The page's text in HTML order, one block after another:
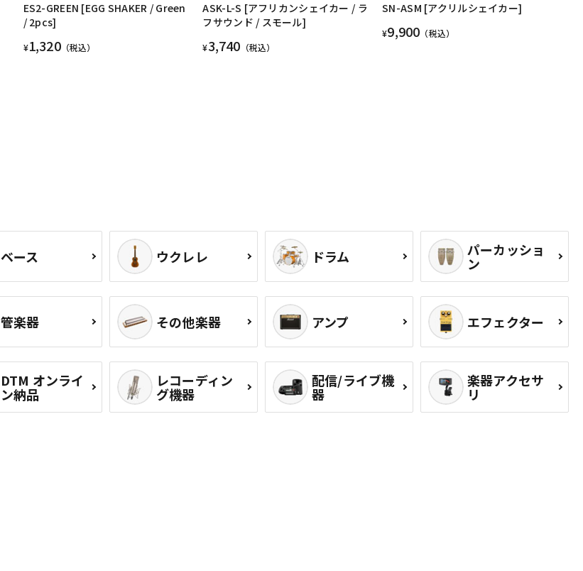
ES2-GREEN [EGG SHAKER / Green
/ 2pcs]
¥1,320（税込）
ASK-L-S [アフリカンシェイカー / ラ
フサウンド / スモール]
¥3,740 （税込）
SN-ASM [アクリルシェイカー]
¥9,900 （税込）
ベース ウクレレ ドラム パーカッショ
ン
管楽器 その他楽器 アンプ エフェクター
DTM オンライ
ン納品
レコーディン
グ機器
配信/ライブ機
器
楽器アクセサ
リ